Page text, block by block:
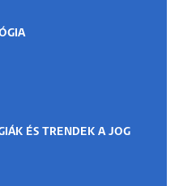
ÉS TRENDEK A JOG